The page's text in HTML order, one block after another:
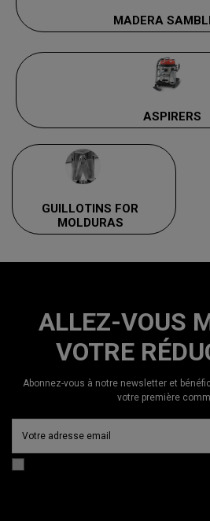
MADERA
ASPIRERS
GUILLOTINS FOR
MOLDURAS
ALLEZ-VOUS
VOTRE
Abonnez-vous à notre newsletter et
votre première